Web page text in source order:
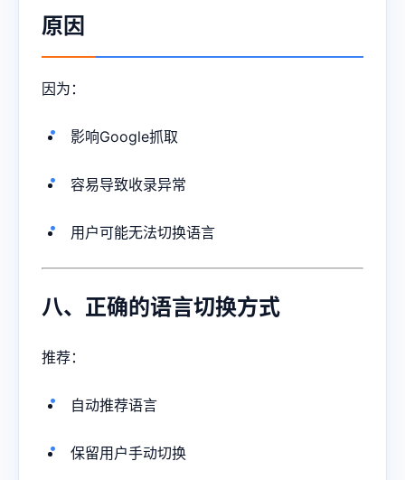
原因
因为：
影响Google抓取
容易导致收录异常
用户可能无法切换语言
八、正确的语言切换方式
推荐：
自动推荐语言
保留用户手动切换